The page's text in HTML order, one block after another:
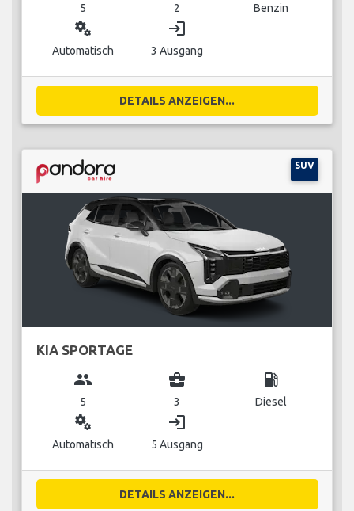
5 2 Benzin
miscellaneous_services
Automatisch
login
3 Ausgang
DETAILS ANZEIGEN...
SUV
KIA SPORTAGE
group
5
business_center
3
local_gas_station
Diesel
miscellaneous_services
Automatisch
login
5 Ausgang
DETAILS ANZEIGEN...